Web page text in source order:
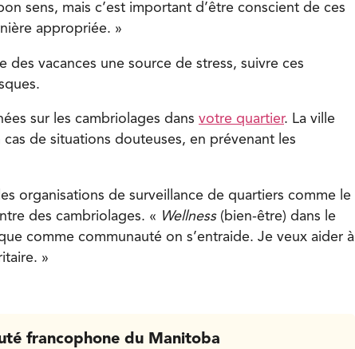
sens, mais c’est important d’être conscient de ces
appropriée. »
des vacances une source de stress, suivre ces
sur les cambriolages dans votre quartier. La ville
de situations douteuses, en prévenant les
organisations de surveillance de quartiers comme le
des cambriolages. « Wellness(bien-être) dans le
comme communauté on s’entraide. Je veux aider à
»
francophone du Manitoba